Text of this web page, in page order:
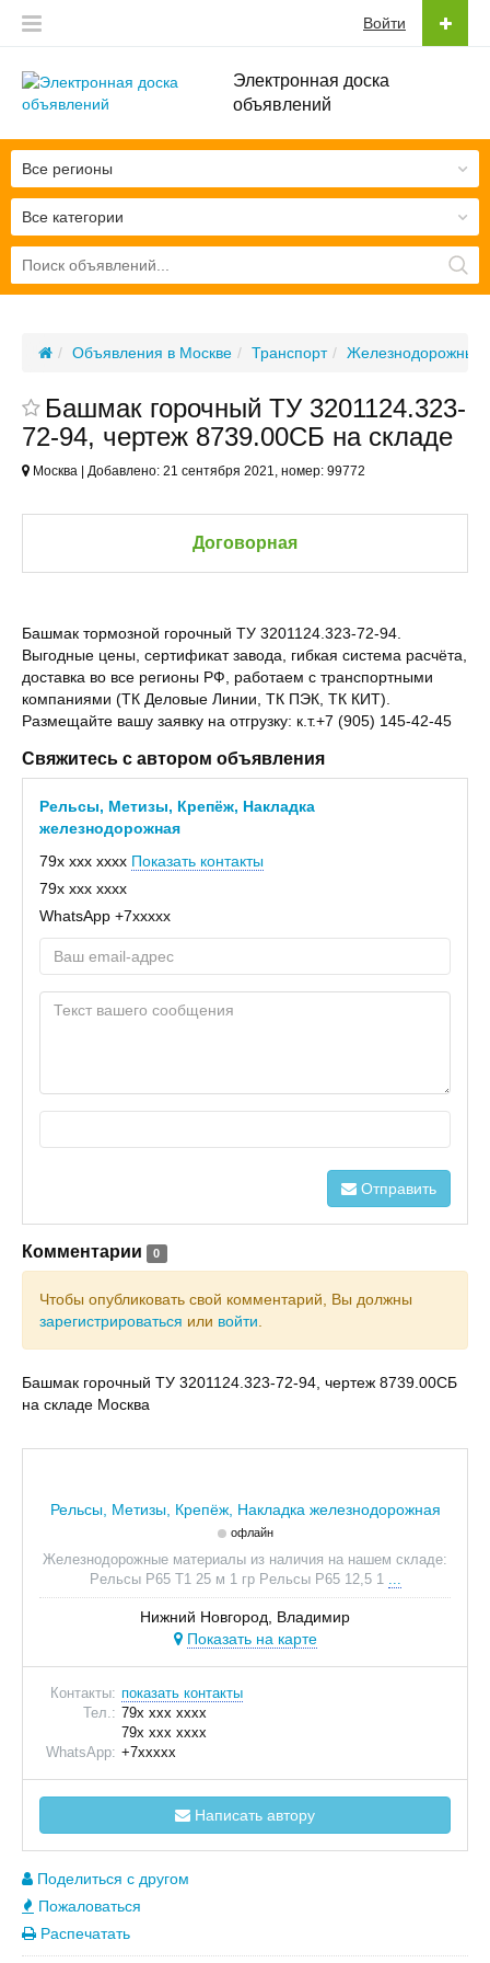
Электронная доска
объявлений
Войти
Все категории
Все регионы
Объявления в Москве Транспорт Железнодорожный
Башмак горочный ТУ 3201124.323-
72-94, чертеж 8739.00СБ на складе
Москва | Добавлено: 21 сентября 2021, номер: 99772
Договорная
Башмак тормозной горочный ТУ 3201124.323-72-94.
Выгодные цены, сертификат завода, гибкая система расчёта,
доставка во все регионы РФ, работаем с транспортными
компаниями (ТК Деловые Линии, ТК ПЭК, ТК КИТ).
Размещайте вашу заявку на отгрузку: к.т.+7 (905) 145-42-45
Свяжитесь с автором объявления
Рельсы, Метизы, Крепёж, Накладка
железнодорожная
79x xxx xxxx Показать контакты
79x xxx xxxx
WhatsApp +7xxxxx
Отправить
Комментарии 0
Чтобы опубликовать свой комментарий, Вы должны
зарегистрироваться или войти
Башмак горочный ТУ 3201124.323-72-94, чертеж 8739.00СБ
на складе Москва
Рельсы, Метизы, Крепёж, Накладка железнодорожная
офлайн
Железнодорожные материалы из наличия на нашем складе:
Рeльcы Р65 Т1 25 м 1 гp Рeльcы Р65 12,5 1 ...
Нижний Новгород, Владимир
Показать на карте
Контакты: показать контакты
Тел.: 79x xxx xxxx
79x xxx xxxx
WhatsApp: +7xxxxx
Написать автору
Поделиться с другом
Пожаловаться
Распечатать